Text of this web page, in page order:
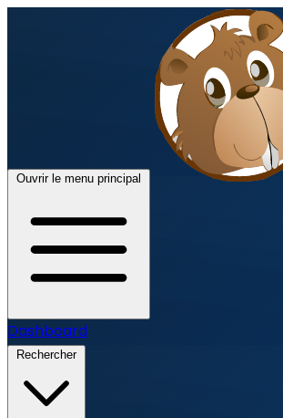
Ouvrir le menu principal
Dashboard
Rechercher